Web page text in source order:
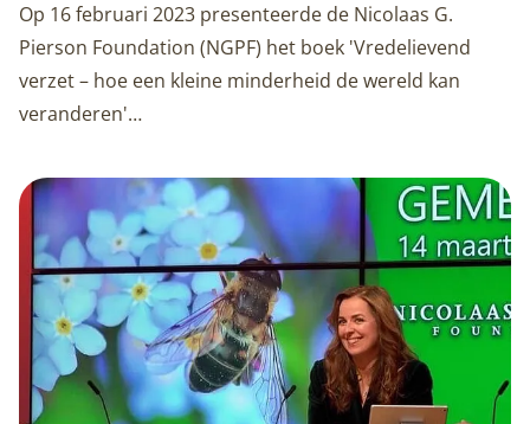
Op 16 februari 2023 presenteerde de Nicolaas G.
Pierson Foundation (NGPF) het boek 'Vredelievend
verzet – hoe een kleine minderheid de wereld kan
veranderen'…